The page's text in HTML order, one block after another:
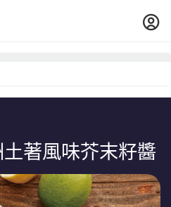
著風味芥末籽醬